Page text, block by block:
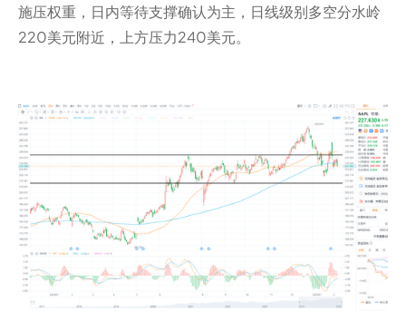
施压权重，日内等待支撑确认为主，日线级别多空分水岭
220美元附近，上方压力240美元。